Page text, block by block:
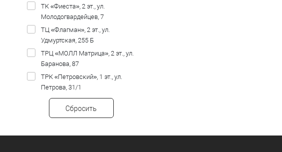
ТК «Фиеста», 2 эт., ул.
Молодогвардейцев, 7
ТЦ «Флагман», 2 эт., ул.
Удмуртская, 255 Б
ТРЦ «МОЛЛ Матрица», 2 эт., ул.
Баранова, 87
ТРК «Петровский», 1 эт., ул.
Петрова, 31/1
Сбросить